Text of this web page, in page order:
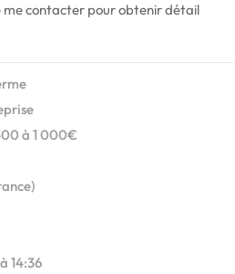
me contacter pour obtenir détail
à 1 000€
14:36